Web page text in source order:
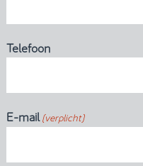
Telefoon
E-mail(verplicht)